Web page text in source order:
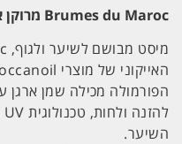
|
אויל
Brumes du Maroc מרוקן אויל
האייקוני של מוצרי Moroccanoil.
השיער.